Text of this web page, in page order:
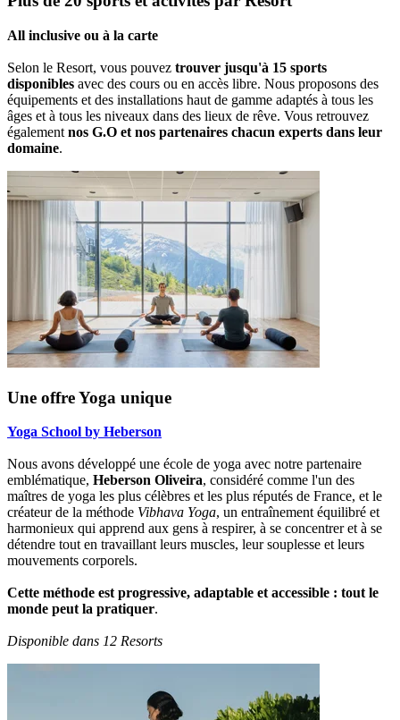
All inclusive ou à la carte
Selon le Resort, vous pouvez trouver jusqu'à 15 sports
disponibles avec des cours ou en accès libre. Nous proposons des
équipements et des installations haut de gamme adaptés à tous les
âges et à tous les niveaux dans des lieux de rêve. Vous retrouvez
également nos G.O et nos partenaires chacun experts dans leur
domaine.
Une offre Yoga unique
Yoga School by Heberson
Nous avons développé une école de yoga avec notre partenaire
emblématique, Heberson Oliveira, considéré comme l'un des
maîtres de yoga les plus célèbres et les plus réputés de France, et le
créateur de la méthode Vibhava Yoga, un entraînement équilibré et
harmonieux qui apprend aux gens à respirer, à se concentrer et à se
détendre tout en travaillant leurs muscles, leur souplesse et leurs
mouvements corporels.
Cette méthode est progressive, adaptable et accessible : tout le
monde peut la pratiquer.
Disponible dans 12 Resorts